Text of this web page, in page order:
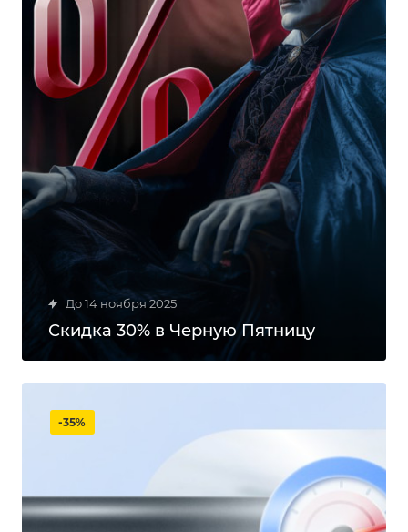
до 14 ноября 2025
Скидка 30% в Черную Пятницу
-35%